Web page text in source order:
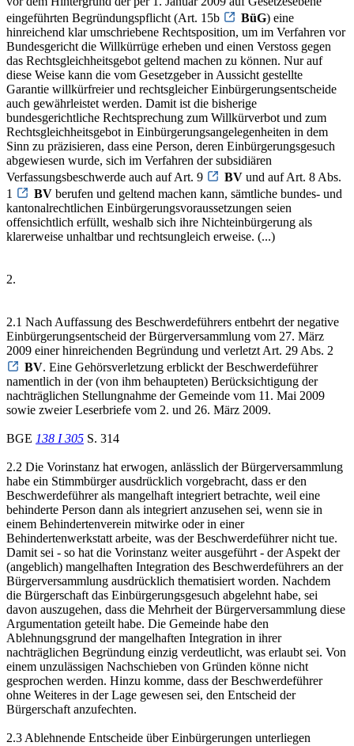
eingeführten Begründungspflicht (Art. 15b
BüG) eine
hinreichend klar umschriebene Rechtsposition, um im Verfahren vor
Bundesgericht die Willkürrüge erheben und einen Verstoss gegen
das Rechtsgleichheitsgebot geltend machen zu können. Nur auf
diese Weise kann die vom Gesetzgeber in Aussicht gestellte
Garantie willkürfreier und rechtsgleicher Einbürgerungsentscheide
auch gewährleistet werden. Damit ist die bisherige
bundesgerichtliche Rechtsprechung zum Willkürverbot und zum
Rechtsgleichheitsgebot in Einbürgerungsangelegenheiten in dem
Sinn zu präzisieren, dass eine Person, deren Einbürgerungsgesuch
abgewiesen wurde, sich im Verfahren der subsidiären
Verfassungsbeschwerde auch auf Art. 9
BV und auf Art. 8 Abs.
1
BV berufen und geltend machen kann, sämtliche bundes- und
kantonalrechtlichen Einbürgerungsvoraussetzungen seien
offensichtlich erfüllt, weshalb sich ihre Nichteinbürgerung als
klarerweise unhaltbar und rechtsungleich erweise. (...)
2.
2.1 Nach Auffassung des Beschwerdeführers entbehrt der negative
Einbürgerungsentscheid der Bürgerversammlung vom 27. März
2009 einer hinreichenden Begründung und verletzt Art. 29 Abs. 2
BV. Eine Gehörsverletzung erblickt der Beschwerdeführer
namentlich in der (von ihm behaupteten) Berücksichtigung der
nachträglichen Stellungnahme der Gemeinde vom 11. Mai 2009
sowie zweier Leserbriefe vom 2. und 26. März 2009.
BGE 138 I 305 S. 314
2.2 Die Vorinstanz hat erwogen, anlässlich der Bürgerversammlung
habe ein Stimmbürger ausdrücklich vorgebracht, dass er den
Beschwerdeführer als mangelhaft integriert betrachte, weil eine
behinderte Person dann als integriert anzusehen sei, wenn sie in
einem Behindertenverein mitwirke oder in einer
Behindertenwerkstatt arbeite, was der Beschwerdeführer nicht tue.
Damit sei - so hat die Vorinstanz weiter ausgeführt - der Aspekt der
(angeblich) mangelhaften Integration des Beschwerdeführers an der
Bürgerversammlung ausdrücklich thematisiert worden. Nachdem
die Bürgerschaft das Einbürgerungsgesuch abgelehnt habe, sei
davon auszugehen, dass die Mehrheit der Bürgerversammlung diese
Argumentation geteilt habe. Die Gemeinde habe den
Ablehnungsgrund der mangelhaften Integration in ihrer
nachträglichen Begründung einzig verdeutlicht, was erlaubt sei. Von
einem unzulässigen Nachschieben von Gründen könne nicht
gesprochen werden. Hinzu komme, dass der Beschwerdeführer
ohne Weiteres in der Lage gewesen sei, den Entscheid der
Bürgerschaft anzufechten.
2.3 Ablehnende Entscheide über Einbürgerungen unterliegen